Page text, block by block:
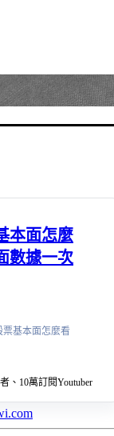
本面怎麼
數據一次
票基本面怎麼看
、10萬訂閱Youtuber